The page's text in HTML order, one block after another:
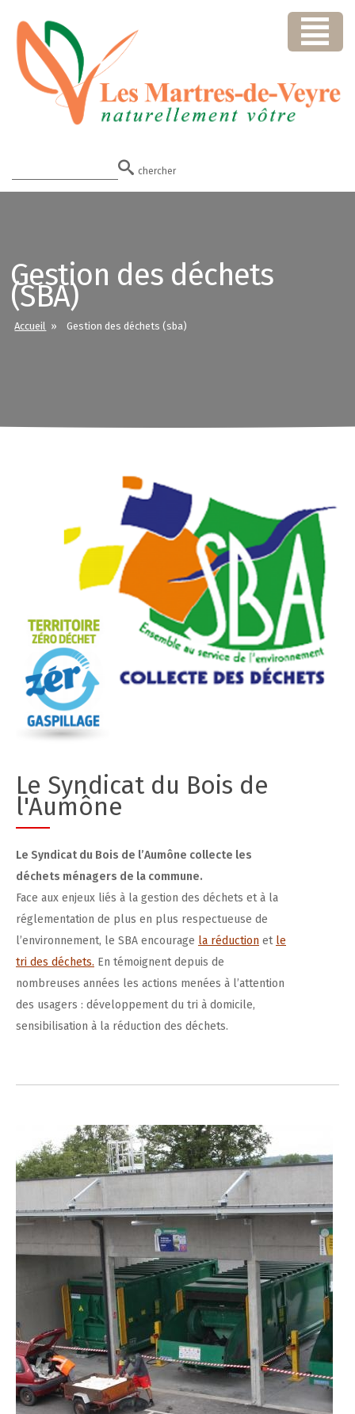
chercher
Gestion des déchets
(SBA)
Accueil » Gestion des déchets (sba)
Le Syndicat du Bois de
l'Aumône
Le Syndicat du Bois de l’Aumône collecte les
déchets ménagers de la commune.
Face aux enjeux liés à la gestion des déchets et à la
réglementation de plus en plus respectueuse de
l’environnement, le SBA encourage la réduction et le
tri des déchets. En témoignent depuis de
nombreuses années les actions menées à l’attention
des usagers : développement du tri à domicile,
sensibilisation à la réduction des déchets.